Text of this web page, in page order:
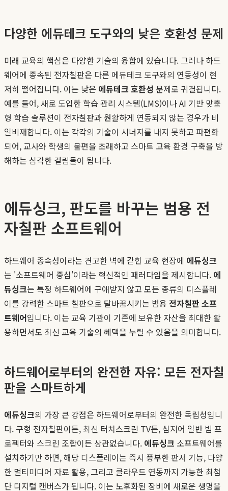
다양한 에듀테크 도구와의 낮은 호환성 문제
미래 교육의 핵심은 다양한 기술의 융합에 있습니다. 그러나 하드
웨어에 종속된 전자칠판은 다른 에듀테크 도구와의 연동성이 현
저히 떨어집니다. 이는 낮은 에듀테크 호환성 문제로 귀결됩니다.
예를 들어, 새로 도입한 학습 관리 시스템(LMS)이나 AI 기반 맞춤
형 학습 솔루션이 전자칠판과 원활하게 연동되지 않는 경우가 비
일비재합니다. 이는 각각의 기술이 시너지를 내지 못하고 파편화
되어, 교사와 학생의 불편을 초래하고 스마트 교육 환경 구축을 방
해하는 심각한 걸림돌이 됩니다.
에듀싱크, 판도를 바꾸는 범용 전
자칠판 소프트웨어
하드웨어 종속성이라는 견고한 벽에 갇힌 교육 현장에 에듀싱크
는 '소프트웨어 중심'이라는 혁신적인 패러다임을 제시합니다. 에
듀싱크는 특정 하드웨어에 구애받지 않고 모든 종류의 디스플레
이를 강력한 스마트 칠판으로 탈바꿈시키는 범용 전자칠판 소프
트웨어입니다. 이는 교육 기관이 기존에 보유한 자산을 최대한 활
용하면서도 최신 교육 기술의 혜택을 누릴 수 있음을 의미합니다.
하드웨어로부터의 완전한 자유: 모든 전자칠
판을 스마트하게
에듀싱크의 가장 큰 강점은 하드웨어로부터의 완전한 독립성입니
다. 구형 전자칠판이든, 최신 터치스크린 TV든, 심지어 일반 빔 프
로젝터와 스크린 조합이든 상관없습니다. 에듀싱크 소프트웨어를
설치하기만 하면, 해당 디스플레이는 즉시 풍부한 판서 기능, 다양
한 멀티미디어 자료 활용, 그리고 클라우드 연동까지 가능한 최첨
단 디지털 캔버스가 됩니다. 이는 노후화된 장비에 새로운 생명을